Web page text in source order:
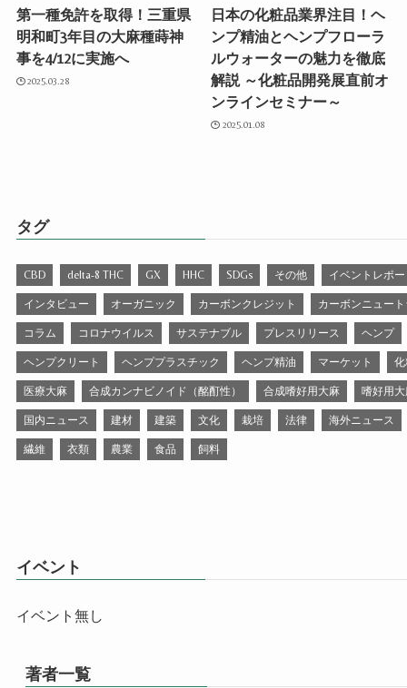
第一種免許を取得！三重県
明和町3年目の大麻種蒔神
事を4/12に実施へ
2025.03.28
日本の化粧品業界注目！ヘ
ンプ精油とヘンプフローラ
ルウォーターの魅力を徹底
解説 ～化粧品開発展直前オ
ンラインセミナー～
2025.01.08
タグ
CBD delta-8 THC GX HHC SDGs その他 イベントレポ
インタビュー オーガニック カーボンクレジット カーボンニュー
コラム コロナウイルス サステナブル プレスリリース ヘンプ
ヘンプクリート ヘンププラスチック ヘンプ精油 マーケット
医療大麻 合成カンナビノイド（酩酊性） 合成嗜好用大麻 嗜好用
国内ニュース 建材 建築 文化 栽培 法律 海外ニュース
繊維 衣類 農業 食品 飼料
イベント
イベント無し
著者一覧